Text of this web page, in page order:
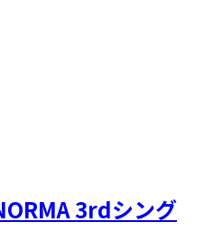
3rdシング